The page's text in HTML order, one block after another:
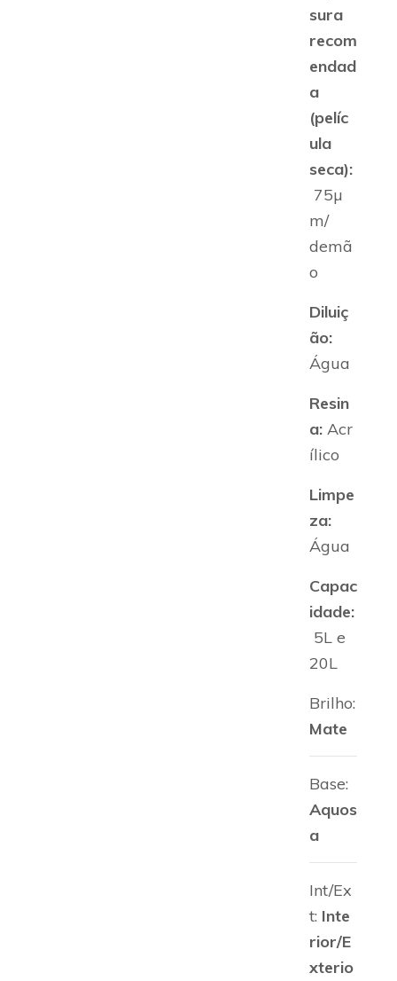
sura
recom
endad
a
(pelíc
ula
seca):
75µ
m/
demã
o
Diluiç
ão:
Água
Resin
a:Acr
ílico
Limpe
za:
Água
Capac
idade:
5L e
20L
Brilho:
Mate
Base:
Aquos
a
Int/Ex
t: Inte
rior/E
xterio